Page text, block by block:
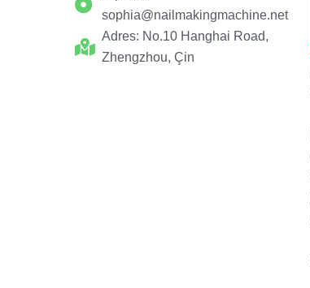
sophia@nailmakingmachine.net
Adres: No.10 Hanghai Road,
Zhengzhou, Çin